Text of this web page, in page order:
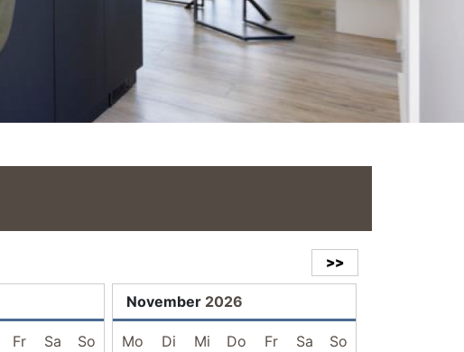
>>
Fr Sa
So
November 2026
Mo Di Mi Do Fr Sa
So